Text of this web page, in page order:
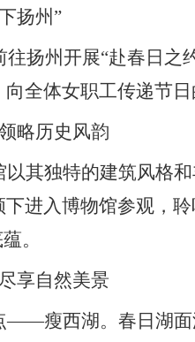
扬州”
扬州开展“赴春日之
全体女职工传递节日
略历史风韵
其独特的建筑风格和
进入博物馆参观，
。
享自然美景
——瘦西湖。春日湖